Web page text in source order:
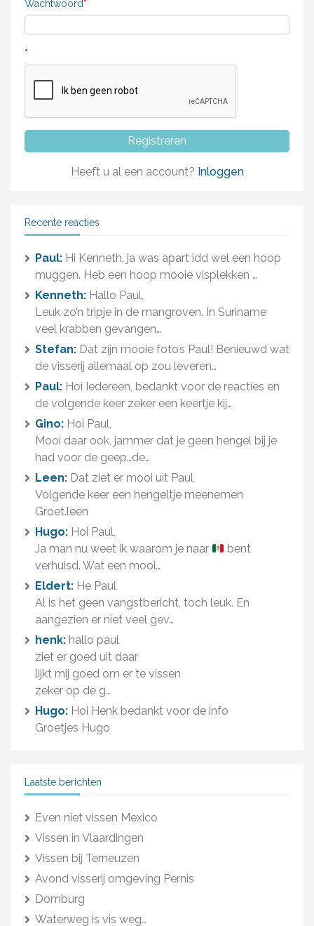
Wachtwoord*
*
Heeft u al een account? Inloggen
Recente reacties
Paul: Hi Kenneth, ja was apart idd wel een hoop
muggen. Heb een hoop mooie visplekken …
Kenneth: Hallo Paul,
Leuk zo’n tripje in de mangroven. In Suriname
veel krabben gevangen…
Stefan: Dat zijn mooie foto’s Paul! Benieuwd wat
de visserij allemaal op zou leveren…
Paul: Hoi Iedereen, bedankt voor de reacties en
de volgende keer zeker een keertje kij…
Gino: Hoi Paul,
Mooi daar ook, jammer dat je geen hengel bij je
had voor de geep…de…
Leen: Dat ziet er mooi uit Paul
Volgende keer een hengeltje meenemen
Groet.leen
Hugo: Hoi Paul,
Ja man nu weet ik waarom je naar
bent
verhuisd. Wat een mooi…
Eldert: He Paul
Al is het geen vangstbericht, toch leuk. En
aangezien er niet veel gev…
henk: hallo paul
ziet er goed uit daar
lijkt mij goed om er te vissen
zeker op de g…
Hugo: Hoi Henk bedankt voor de info
Groetjes Hugo
Laatste berichten
Even niet vissen Mexico
Vissen in Vlaardingen
Vissen bij Terneuzen
Avond visserij omgeving Pernis
Domburg
Waterweg is vis weg…